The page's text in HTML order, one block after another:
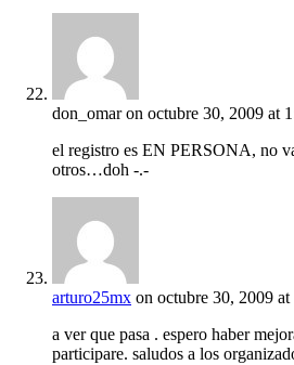
don_omar on octubre 30, 2009 at
el registro es EN PERSONA, no
otros…doh -.-
arturo25mx on octubre 30, 2009
a ver que pasa . espero haber
participare. saludos a los